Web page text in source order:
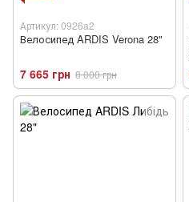
Артикул: 0926a2
Велосипед ARDIS Verona 28"
7 665 грн 8 000 грн